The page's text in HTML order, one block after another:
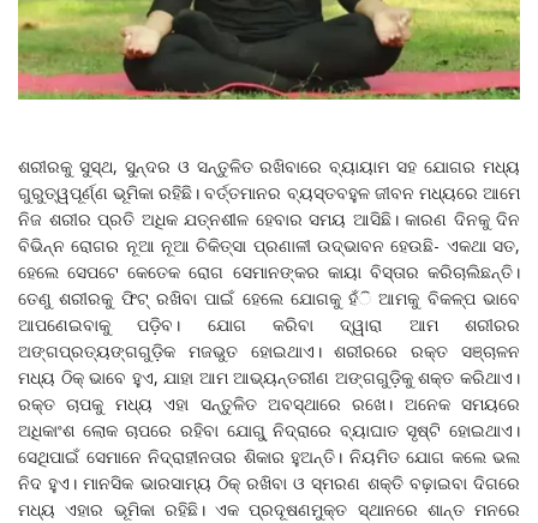
ଶରୀରକୁ ସୁସ୍ଥ, ସୁନ୍ଦର ଓ ସନ୍ତୁଳିତ ରଖିବାରେ ବ୍ୟାୟାମ ସହ ଯୋଗର ମଧ୍ୟ
ଗୁରୁତ୍ୱପୂର୍ଣ୍ଣ ଭୂମିକା ରହିଛି। ବର୍ତ୍ତମାନର ବ୍ୟସ୍ତବହୁଳ ଜୀବନ ମଧ୍ୟରେ ଆମେ
ନିଜ ଶରୀର ପ୍ରତି ଅଧିକ ଯତ୍ନଶୀଳ ହେବାର ସମୟ ଆସିଛି। କାରଣ ଦିନକୁ ଦିନ
ବିଭିନ୍ନ ରୋଗର ନୂଆ ନୂଆ ଚିକିତ୍ସା ପ୍ରଣାଳୀ ଉଦ୍ଭାବନ ହେଉଛି- ଏକଥା ସତ,
ହେଲେ ସେପଟେ କେତେକ ରୋଗ ସେମାନଙ୍କର କାୟା ବିସ୍ତାର କରିଚାଲିଛନ୍ତି।
ତେଣୁ ଶରୀରକୁ ଫିଟ୍‌ ରଖିବା ପାଇଁ ହେଲେ ଯୋଗକୁ ହଁି ଆମକୁ ବିକଳ୍ପ ଭାବେ
ଆପଣେଇବାକୁ ପଡ଼ିବ। ଯୋଗ କରିବା ଦ୍ୱାରା ଆମ ଶରୀରର
ଅଙ୍ଗପ୍ରତ୍ୟଙ୍ଗଗୁଡ଼ିକ ମଜଭୁତ ହୋଇଥାଏ। ଶରୀରରେ ରକ୍ତ ସଞ୍ଚାଳନ
ମଧ୍ୟ ଠିକ୍‌ ଭାବେ ହୁଏ, ଯାହା ଆମ ଆଭ୍ୟନ୍ତରୀଣ ଅଙ୍ଗଗୁଡ଼ିକୁ ଶକ୍ତ କରିଥାଏ।
ରକ୍ତ ଚାପକୁ ମଧ୍ୟ ଏହା ସନ୍ତୁଳିତ ଅବସ୍ଥାରେ ରଖେ। ଅନେକ ସମୟରେ
ଅଧିକାଂଶ ଲୋକ ଚାପରେ ରହିବା ଯୋଗୁ୍‌ ନିଦ୍ରାରେ ବ୍ୟାଘାତ ସୃଷ୍ଟି ହୋଇଥାଏ।
ସେଥିପାଇଁ ସେମାନେ ନିଦ୍ରାହୀନତାର ଶିକାର ହୁଅନ୍ତି। ନିୟମିତ ଯୋଗ କଲେ ଭଲ
ନିଦ ହୁଏ। ମାନସିକ ଭାରସାମ୍ୟ ଠିକ୍‌ ରଖିବା ଓ ସ୍ମରଣ ଶକ୍ତି ବଢ଼ାଇବା ଦିଗରେ
ମଧ୍ୟ ଏହାର ଭୂମିକା ରହିଛି। ଏକ ପ୍ରଦୂଷଣମୁକ୍ତ ସ୍ଥାନରେ ଶାନ୍ତ ମନରେ